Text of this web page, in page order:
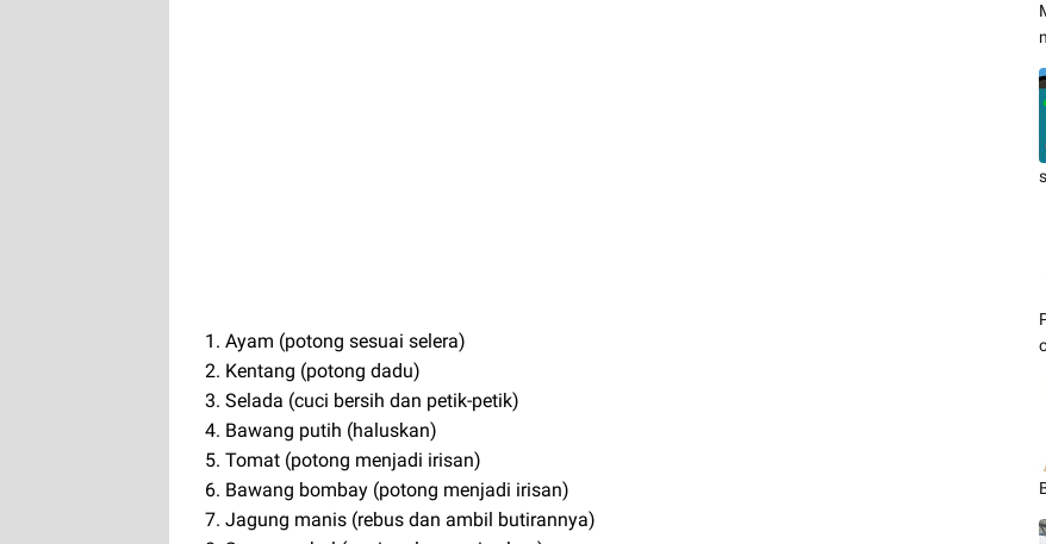
1. Ayam (potong sesuai selera)
2. Kentang (potong dadu)
3. Selada (cuci bersih dan petik-petik)
4. Bawang putih (haluskan)
5. Tomat (potong menjadi irisan)
6. Bawang bombay (potong menjadi irisan)
7. Jagung manis (rebus dan ambil butirannya)